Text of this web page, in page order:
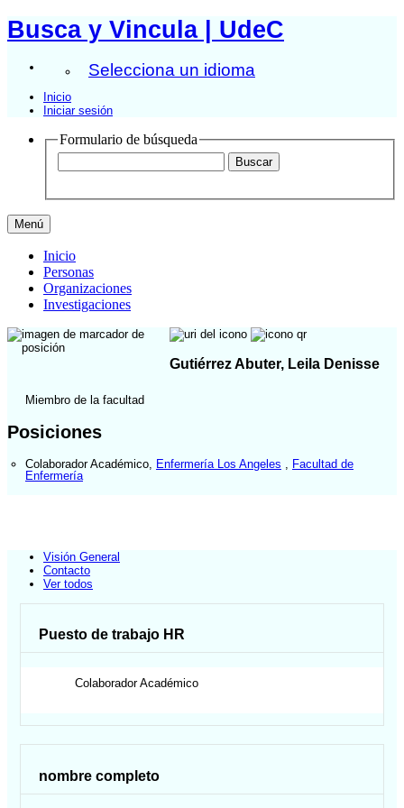
Busca y Vincula | UdeC
Selecciona un idioma
Inicio
Iniciar sesión
Formulario de búsqueda
Menú
Inicio
Personas
Organizaciones
Investigaciones
Gutiérrez Abuter, Leila Denisse
Miembro de la facultad
Posiciones
Colaborador Académico Enfermería Los Angeles
Facultad de
Enfermería
Visión General
Contacto
Ver todos
Puesto de trabajo HR
Colaborador Académico
nombre completo